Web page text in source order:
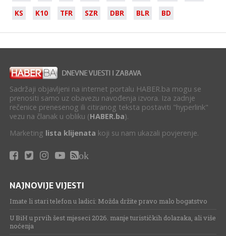
KS
K10 TFR SZR DBR BLR BD
Sadržaji objavljeni na internet portalu HABER.ba mogu se
prenositi samo uz obavezu navođenja izvora. Iza zadnje
rečenice prenesenog ili citiranog teksta postaviti "hyperlink"
vezu na članak u obliku (HABER.ba).
Marketing lista klijenata koji su nam ukazali povjerenje.
ok
NAJNOVIJE VIJESTI
Imate li stari telefon u ladici: Možda držite pravo malo bogatstvo
U BiH u prvih šest mjeseci 2026. manje turističkih dolazaka, ali više
noćenja